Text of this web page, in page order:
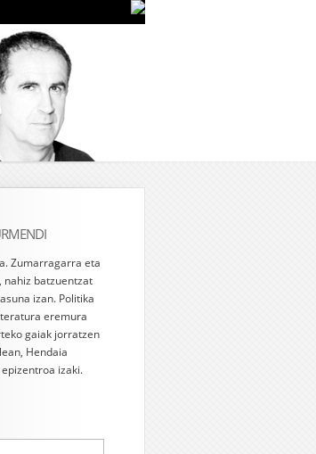
Zumarragarra eta
nahiz batzuentzat
izan. Politika
eremura
gaiak jorratzen
Hendaia
izaki.